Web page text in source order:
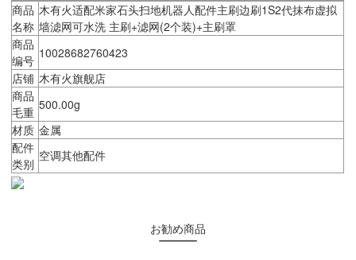
商品
名称
木有火适配米家石头扫地机器人配件主刷边刷1S2代抹布虚拟
墙滤网可水洗 主刷+滤网(2个装)+主刷罩
商品
编号 10028682760423
店铺 木有火旗舰店
商品
毛重 500.00g
材质 金属
配件
类别
空调其他配件
お勧め商品